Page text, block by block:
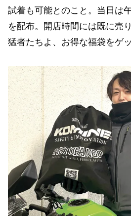
試着も可能とのこと。当日は
を配布。開店時間には既に売
猛者たちよ、お得な福袋をゲ